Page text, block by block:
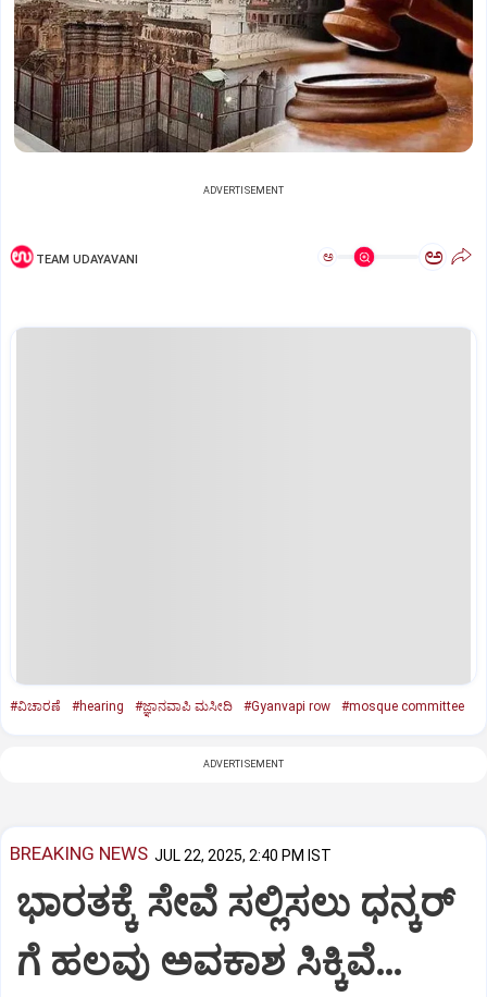
ADVERTISEMENT
TEAM UDAYAVANI ಅ ಅ
#ವಿಚಾರಣೆ #hearing #ಜ್ಞಾನವಾಪಿ ಮಸೀದಿ #Gyanvapi row #mosque committee
ADVERTISEMENT
BREAKING NEWS JUL 22, 2025, 2:40 PM IST
ಭಾರತಕ್ಕೆ ಸೇವೆ ಸಲ್ಲಿಸಲು ಧನ್ಕರ್‌
ಗೆ ಹಲವು ಅವಕಾಶ ಸಿಕ್ಕಿವೆ…